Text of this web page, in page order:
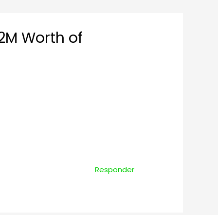
Worth of
Responder